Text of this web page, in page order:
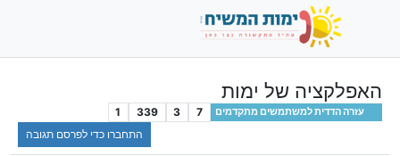
האפלקציה של ימות
עזרה הדדית למשתמשים מתקדמים 7
3
339
1
התחברו כדי לפרסם תגובה